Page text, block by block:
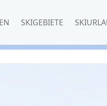
SKIGEBIETE